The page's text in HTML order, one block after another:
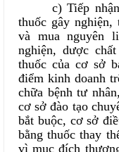
c) Tiếp
thuốc gây nghiện,
và mua nguyên
nghiện, dược
thuốc của cơ sở
điểm kinh doanh
chữa bệnh tư
cơ sở đào tạo
bắt buộc, cơ sở
bằng thuốc thay
vì mục đích